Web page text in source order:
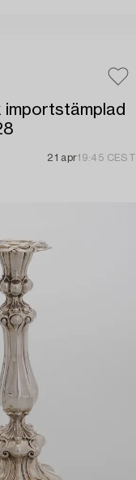
importstämplad
21 apr19:45 CEST